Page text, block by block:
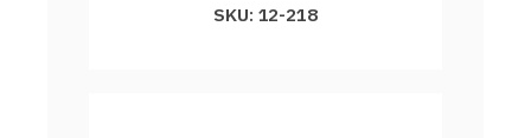
SKU: 12-218